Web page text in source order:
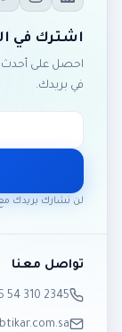
اشترك في
احصل على أحدث
في بريدك.
لن نشارك بريدك
تواصل معنا
54 310 2345